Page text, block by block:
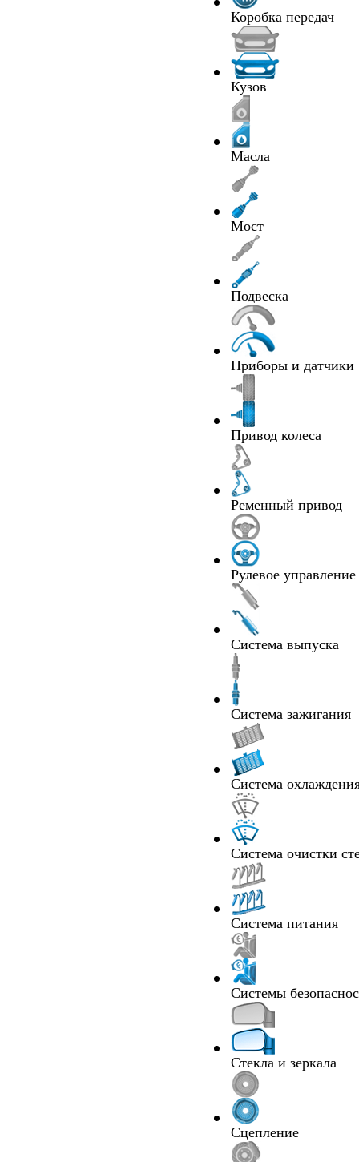
Коробка передач
Кузов
Масла
Мост
Подвеска
Приборы и датчики
Привод колеса
Ременный привод
Рулевое управление
Система выпуска
Система зажигания
Система
Система очистки
Система питания
Системы
Стекла и зеркала
Сцепление